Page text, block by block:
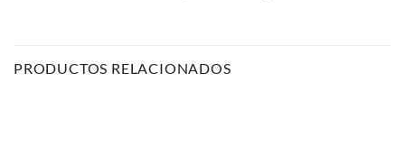
PRODUCTOS RELACIONADOS